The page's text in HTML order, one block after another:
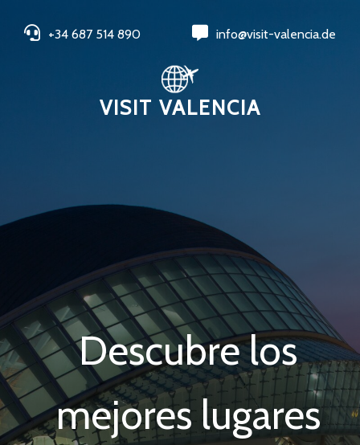
+34 687 514 890 info@visit-valencia.de
VISIT VALENCIA
Descubre los
mejores lugares